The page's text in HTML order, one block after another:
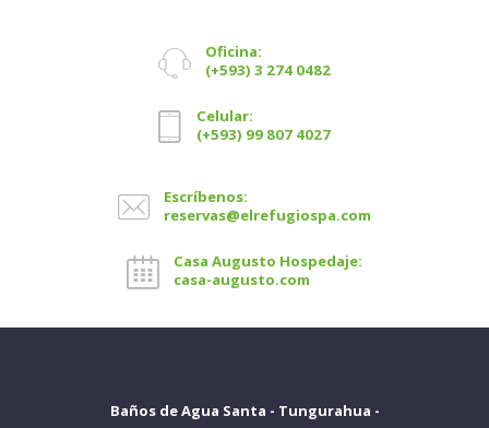
Oficina:
(+593) 3 274 0482
Celular:
(+593) 99 807 4027
Escríbenos:
reservas@elrefugiospa.com
Casa Augusto Hospedaje:
casa-augusto.com
Baños de Agua Santa - Tungurahua -